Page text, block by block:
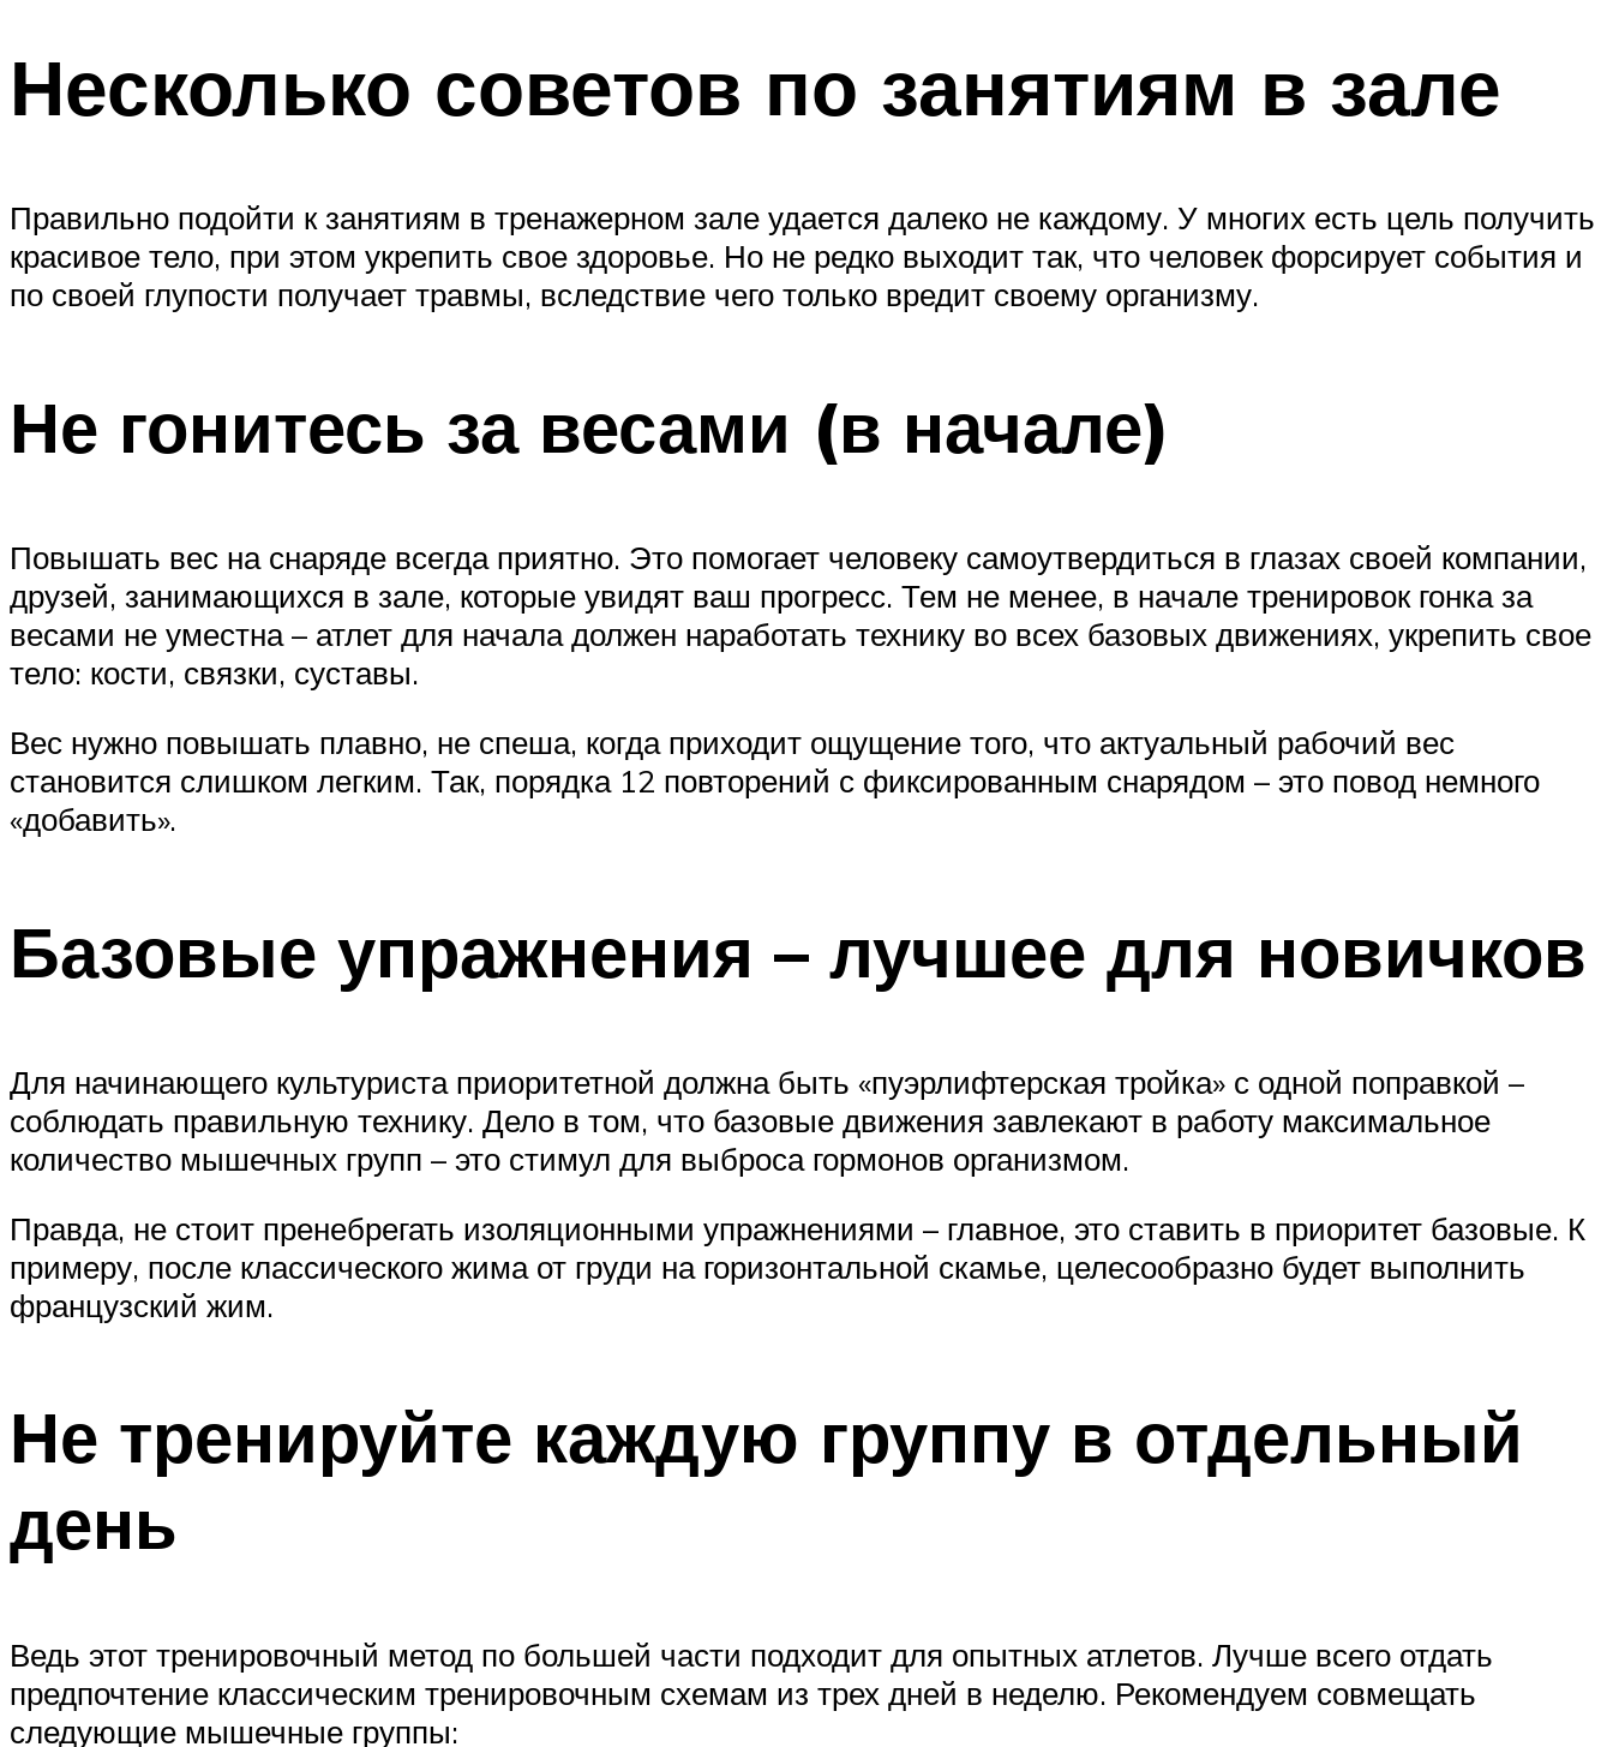
Несколько советов по занятиям в зале
Правильно подойти к занятиям в тренажерном зале удается далеко не каждому. У многих есть цель получить
красивое тело, при этом укрепить свое здоровье. Но не редко выходит так, что человек форсирует события и
по своей глупости получает травмы, вследствие чего только вредит своему организму.
Не гонитесь за весами (в начале)
Повышать вес на снаряде всегда приятно. Это помогает человеку самоутвердиться в глазах своей компании,
друзей, занимающихся в зале, которые увидят ваш прогресс. Тем не менее, в начале тренировок гонка за
весами не уместна – атлет для начала должен наработать технику во всех базовых движениях, укрепить свое
тело: кости, связки, суставы.
Вес нужно повышать плавно, не спеша, когда приходит ощущение того, что актуальный рабочий вес
становится слишком легким. Так, порядка 12 повторений с фиксированным снарядом – это повод немного
«добавить».
Базовые упражнения – лучшее для новичков
Для начинающего культуриста приоритетной должна быть «пуэрлифтерская тройка» с одной поправкой –
соблюдать правильную технику. Дело в том, что базовые движения завлекают в работу максимальное
количество мышечных групп – это стимул для выброса гормонов организмом.
Правда, не стоит пренебрегать изоляционными упражнениями – главное, это ставить в приоритет базовые. К
примеру, после классического жима от груди на горизонтальной скамье, целесообразно будет выполнить
французский жим.
Не тренируйте каждую группу в отдельный
день
Ведь этот тренировочный метод по большей части подходит для опытных атлетов. Лучше всего отдать
предпочтение классическим тренировочным схемам из трех дней в неделю. Рекомендуем совмещать
следующие мышечные группы: